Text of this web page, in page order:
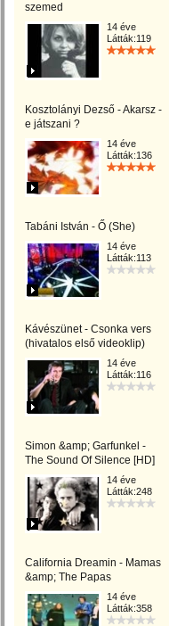
szemed
14 éve
Látták:119
Kosztolányi Dezső - Akarsz -
e játszani ?
14 éve
Látták:136
Tabáni István - Ő (She)
14 éve
Látták:113
Kávészünet - Csonka vers
(hivatalos első videoklip)
14 éve
Látták:116
Simon &amp; Garfunkel -
The Sound Of Silence [HD]
14 éve
Látták:248
California Dreamin - Mamas
&amp; The Papas
14 éve
Látták:358